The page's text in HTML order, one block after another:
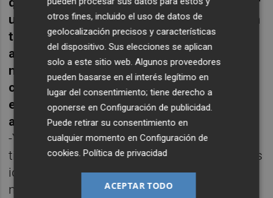
una condición heterosexual. Desde hace un
tiempo suele haber bastante polémica
acerca de si habría que permitir enseñar o
no a poetas clásicos en los colegios por
cosificar y degradar a la figura de la mujer
en sus poemas. ¿Qué opinas de todo este
asunto?
-Yo creo que, como sociedad, no podemos
tirar a la basura el legado cultural que hemos
ido heredando por mirarlo desde prismas
nuevos. Es interesante hacer una lectura
otros fines, incluido el uso de datos de
geolocalización precisos y características
del dispositivo. Sus elecciones se aplican
solo a este sitio web. Algunos proveedores
pueden basarse en el interés legítimo en
lugar del consentimiento; tiene derecho a
oponerse enConfiguración de publicidad.
Puede retirar su consentimiento en
cualquier momento enConfiguración de
cookies.Política de privacidad
ACEPTAR TODO